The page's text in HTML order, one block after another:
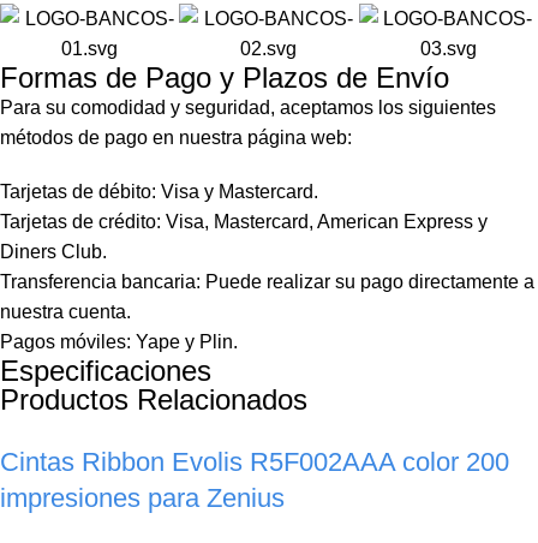
Formas de Pago y Plazos de Envío
Para su comodidad y seguridad, aceptamos los siguientes
métodos de pago en nuestra página web:
Tarjetas de débito: Visa y Mastercard.
Tarjetas de crédito: Visa, Mastercard, American Express y
Diners Club.
Transferencia bancaria: Puede realizar su pago directamente a
nuestra cuenta.
Pagos móviles: Yape y Plin.
Especificaciones
Productos Relacionados
Cintas Ribbon Evolis R5F002AAA color 200
impresiones para Zenius